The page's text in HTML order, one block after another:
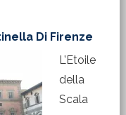
Di Firenze
L’Etoile
della
Scala